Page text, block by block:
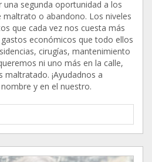
una segunda oportunidad a los
maltrato o abandono. Los niveles
que cada vez nos cuesta más
económicos que todo ellos
cirugías, mantenimiento
ni uno más en la calle,
¡Ayudadnos a
y en el nuestro.